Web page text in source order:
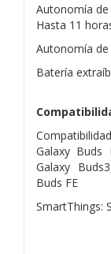
Autonomía
Hasta 11
Autonomía
Batería
Galaxy Buds
Galaxy
Buds FE
SmartThings: